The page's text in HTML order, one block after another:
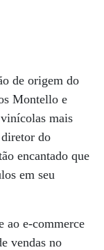
de origem do
Montello e
mais
do
encantado que
em seu
ao e-commerce
vendas no